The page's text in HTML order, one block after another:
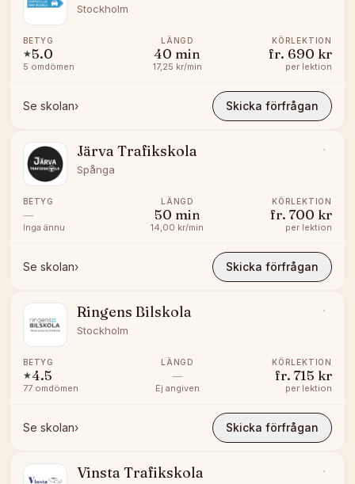
Stockholm
BETYG
★5.0
5 omdömen
LÄNGD
40 min
17,25 kr/min
KÖRLEKTION
fr. 690 kr
per lektion
Se skolan› Skicka förfrågan
Järva Trafikskola
Spånga
BETYG
—
Inga ännu
LÄNGD
50 min
14,00 kr/min
KÖRLEKTION
fr. 700 kr
per lektion
Se skolan› Skicka förfrågan
Ringens Bilskola
Stockholm
BETYG
★4.5
77 omdömen
LÄNGD
—
Ej angiven
KÖRLEKTION
fr. 715 kr
per lektion
Se skolan› Skicka förfrågan
Vinsta Trafikskola